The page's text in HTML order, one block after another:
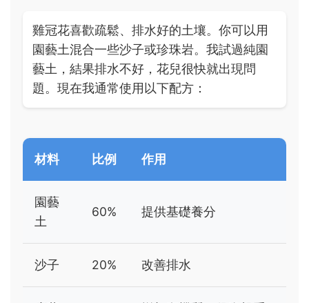
雞冠花喜歡疏鬆、排水好的土壤。你可以用
園藝土混合一些沙子或珍珠岩。我試過純園
藝土，結果排水不好，花兒很快就出現問
題。現在我通常使用以下配方：
材料 比例 作用
園藝
土
60% 提供基礎養分
沙子 20% 改善排水